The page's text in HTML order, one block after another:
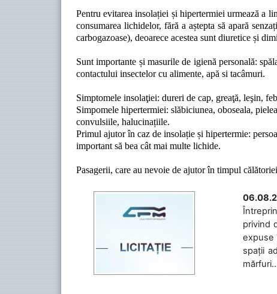
Pentru evitarea insolației și hipertermiei urmează a
consumarea lichidelor, fără a aștepta să apară
carbogazoase), deoarece acestea sunt diuretice și
Sunt importante și masurile de igienă personală:
contactului insectelor cu alimente, apă si tacâmuri.
Simptomele insolaţiei: dureri de cap, greaţă, leşin,
Simpomele hipertermiei: slăbiciunea, oboseala,
convulsiile, halucinațiile.
Primul ajutor în caz de insolație și hipertermie:
important să bea cât mai multe lichide.
Pasagerii, care au nevoie de ajutor în timpul
privind
expuse
spații